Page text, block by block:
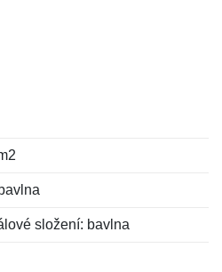
složení: bavlna